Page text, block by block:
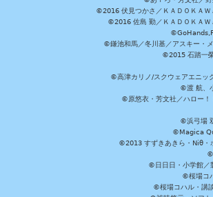
©2016 伏見つかさ／ＫＡＤＯＫＡ
©2016 佐島 勤／ＫＡＤＯＫＡ
©鎌池和馬／冬川基／アスキー・
©2015 石踏一
©高津カリノ/スクウェアエニ
©渡 航、
©原悠衣・芳文社／ハロー
©浜弓場
©Magica
©2013 すずきあきら・Niθ・
©
©日日日・小学館／
©桜場コ
©桜場コハル・講